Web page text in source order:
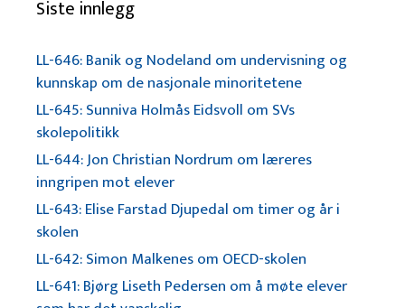
Siste innlegg
LL-646: Banik og Nodeland om undervisning og
kunnskap om de nasjonale minoritetene
LL-645: Sunniva Holmås Eidsvoll om SVs
skolepolitikk
LL-644: Jon Christian Nordrum om læreres
inngripen mot elever
LL-643: Elise Farstad Djupedal om timer og år i
skolen
LL-642: Simon Malkenes om OECD-skolen
LL-641: Bjørg Liseth Pedersen om å møte elever